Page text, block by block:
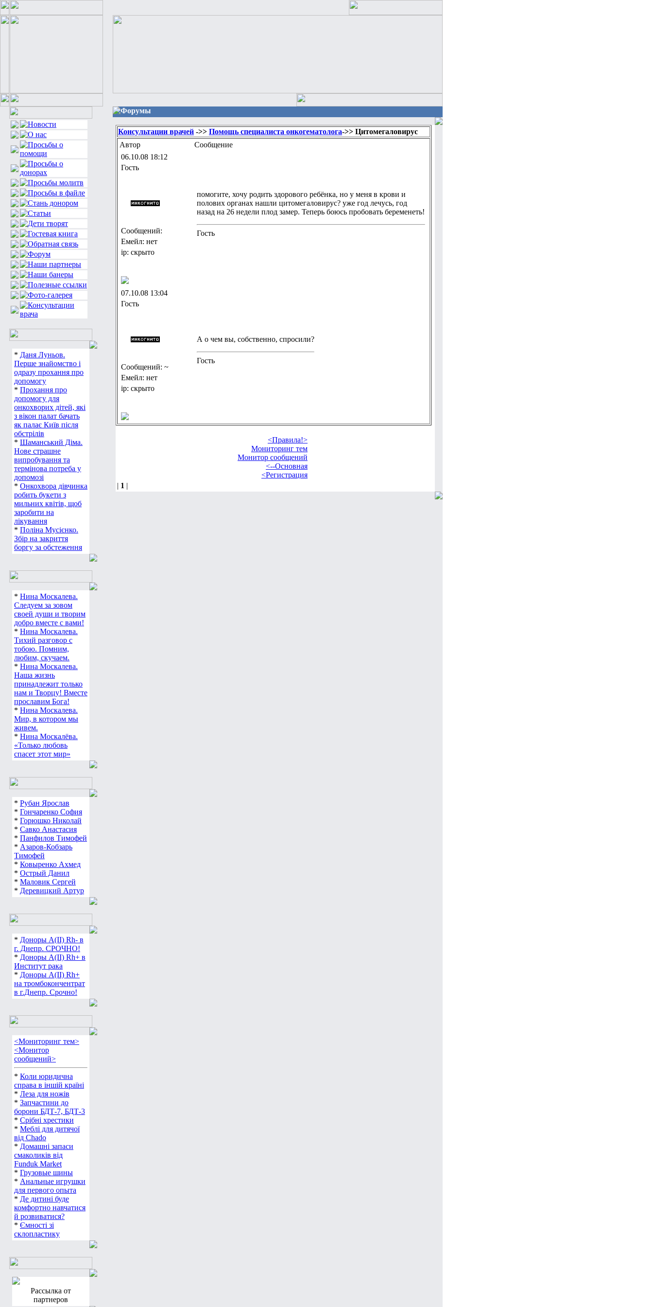
* Даня Луньов.
Перше знайомство і
одразу прохання про
допомогу
* Прохання про
допомогу для
онкохворих дітей, які
з вікон палат бачать
як палає Київ після
обстрілів
* Шаманський Діма.
Нове страшне
випробування та
термінова потреба у
допомозі
* Онкохвора дівчинка
робить букети з
мильних квітів, щоб
заробити на
лікування
* Поліна Мусієнко.
Збір на закриття
боргу за обстеження
* Нина Москалева.
Следуем за зовом
своей души и творим
добро вместе с вами!
* Нина Москалева.
Тихий разговор с
тобою. Помним,
любим, скучаем.
* Нина Москалева.
Наша жизнь
принадлежит только
нам и Творцу! Вместе
прославим Бога!
* Нина Москалева.
Мир, в котором мы
живем.
* Нина Москалёва.
«Только любовь
спасет этот мир»
* Рубан Ярослав
* Гончаренко София
* Горюшко Николай
* Савко Анастасия
* Панфилов Тимофей
* Азаров-Кобзарь
Тимофей
* Ковыренко Ахмед
* Острый Данил
* Маловик Сергей
* Деревицкий Артур
* Доноры А(ІІ) Rh- в
г. Днепр. СРОЧНО!
* Доноры А(ІІ) Rh+ в
Институт рака
* Доноры А(ІІ) Rh+
на тромбокончентрат
в г.Днепр. Срочно!
<Мониторинг тем>
<Монитор
сообщений>
* Коли юридична
справа в іншій країні
* Леза для ножів
* Запчастини до
борони БДТ-7, БДТ-3
* Срібні хрестики
* Меблі для дитячої
від Chado
* Домашні запаси
смаколиків від
Funduk Market
* Грузовые шины
* Анальные игрушки
для первого опыта
* Де дитині буде
комфортно навчатися
й розвиватися?
* Ємності зі
склопластику
Рассылка от
партнеров
Форумы
Консультации врачей ->> Помощь специалиста онкогематолога->> Цитомегаловирус
Автор
Сообщение
06.10.08 18:12
Гость
Сообщений:
Емейл: нет
ip: скрыто
помогите, хочу родить здорового ребёнка, но у меня в крови и
полових органах нашли цитомегаловирус? уже год лечусь, год
назад на 26 недели плод замер. Теперь боюсь пробовать беременеть!
Гость
07.10.08 13:04
Гость
Сообщений: ~
Емейл: нет
ip: скрыто
А о чем вы, собственно, спросили?
Гость
<Правила!>
Мониторинг тем
Монитор сообщений
<--Основная
<Регистрация
| 1 |